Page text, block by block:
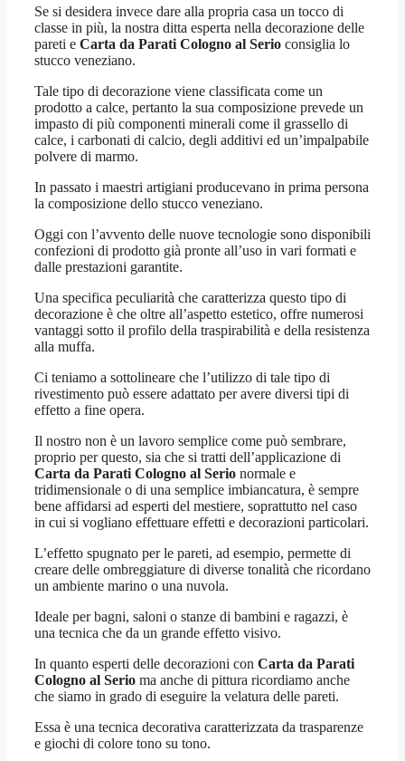
Se si desidera invece dare alla propria casa un tocco di
classe in più, la nostra ditta esperta nella decorazione delle
pareti e Carta da Parati Cologno al Serio consiglia lo
stucco veneziano.
Tale tipo di decorazione viene classificata come un
prodotto a calce, pertanto la sua composizione prevede un
impasto di più componenti minerali come il grassello di
calce, i carbonati di calcio, degli additivi ed un’impalpabile
polvere di marmo.
In passato i maestri artigiani producevano in prima persona
la composizione dello stucco veneziano.
Oggi con l’avvento delle nuove tecnologie sono disponibili
confezioni di prodotto già pronte all’uso in vari formati e
dalle prestazioni garantite.
Una specifica peculiarità che caratterizza questo tipo di
decorazione è che oltre all’aspetto estetico, offre numerosi
vantaggi sotto il profilo della traspirabilità e della resistenza
alla muffa.
Ci teniamo a sottolineare che l’utilizzo di tale tipo di
rivestimento può essere adattato per avere diversi tipi di
effetto a fine opera.
Il nostro non è un lavoro semplice come può sembrare,
proprio per questo, sia che si tratti dell’applicazione di
Carta da Parati Cologno al Serio normale e
tridimensionale o di una semplice imbiancatura, è sempre
bene affidarsi ad esperti del mestiere, soprattutto nel caso
in cui si vogliano effettuare effetti e decorazioni particolari.
L’effetto spugnato per le pareti, ad esempio, permette di
creare delle ombreggiature di diverse tonalità che ricordano
un ambiente marino o una nuvola.
Ideale per bagni, saloni o stanze di bambini e ragazzi, è
una tecnica che da un grande effetto visivo.
In quanto esperti delle decorazioni con Carta da Parati
Cologno al Serio ma anche di pittura ricordiamo anche
che siamo in grado di eseguire la velatura delle pareti.
Essa è una tecnica decorativa caratterizzata da trasparenze
e giochi di colore tono su tono.